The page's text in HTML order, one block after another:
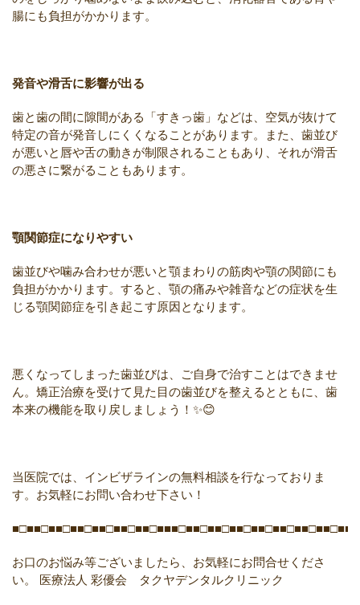
腸にも負担がかかります。
発音や滑舌に影響が出る
歯と歯の間に隙間がある「すきっ歯」などは、空気が抜けて
特定の音が発音しにくくなることがあります。また、歯並び
が悪いと唇や舌の動きが制限されることもあり、それが滑舌
の悪さに繋がることもあります。
顎関節症になりやすい
歯並びや噛み合わせが悪いと顎まわりの筋肉や顎の関節にも
負担がかかります。すると、顎の痛みや雑音などの症状を生
じる顎関節症を引き起こす原因となります。
悪くなってしまった歯並びは、ご自身で治すことはできませ
ん。矯正治療を受けて見た目の歯並びを整えるとともに、歯
本来の機能を取り戻しましょう！✨😊
当医院では、インビザラインの無料相談を行なっておりま
す。お気軽にお問い合わせ下さい！
■□■■□■■□■■□■■□■■□■■□■■■□■■□■■□■■□■■□■■□■■□■■□■■□
お口のお悩み等ございましたら、お気軽にお問合せくださ
い。
医療法人 彩優会 タクヤデンタルクリニック